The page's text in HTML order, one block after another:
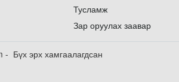
Тусламж
Зар оруулах заавар
Бүх эрх хамгаалагдсан